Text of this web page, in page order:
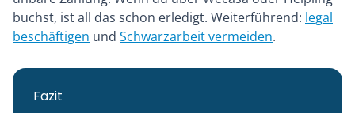
buchst, ist all das schon erledigt. Weiterführend: legal
beschäftigen und Schwarzarbeit vermeiden.
Fazit